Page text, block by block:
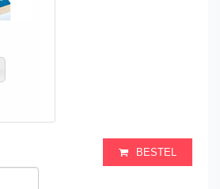
BESTEL